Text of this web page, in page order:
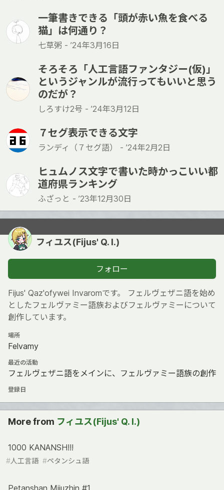
一筆書きできる「頭が赤い魚を食べる
猫」は何通り？
七草粥 - ’24年3月16日
そろそろ「人工言語ファンタジー(仮)」
というジャンルが流行ってもいいと思う
のだが？
しろすけ2号 - ’24年3月12日
７セグ表示できる文字
ランディ（７セグ語） - ’24年2月2日
ヒュムノス文字で書いた時かっこいい都
道府県ランキング
ふざっと - ’23年12月30日
フィユス(Fijus' Q. I.)
フォロー
Fijus' Qaz'ofywei Invaromです。 フェルヴェザニ語を始め
としたフェルヴァミー語族およびフェルヴァミーについて
創作しています。
場所
Felvamy
最近の活動
フェルヴェザニ語をメインに、フェルヴァミー語族の創作
登録日
More from フィユス(Fijus' Q. I.)
1000 KANANSH!!!
#人工言語 #ペタンシュ語
Petanshan Mijuzhin #1